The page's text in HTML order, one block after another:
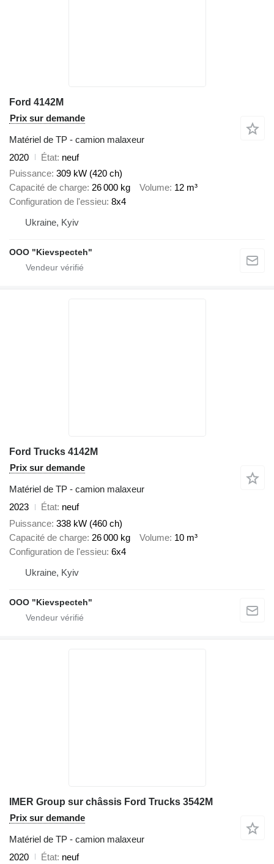
Ford 4142M
Prix sur demande
Matériel de TP - camion malaxeur
2020
État neuf
Puissance 309 kW (420 ch)
Capacité de charge 26 000 kg Volume 12 m³
Configuration de l'essieu 8x4
Ukraine, Kyiv
OOO "Kievspecteh"
Ford Trucks 4142M
Prix sur demande
Matériel de TP - camion malaxeur
2023
État neuf
Puissance 338 kW (460 ch)
Capacité de charge 26 000 kg Volume 10 m³
Configuration de l'essieu 6x4
Ukraine, Kyiv
OOO "Kievspecteh"
IMER Group sur châssis Ford Trucks 3542M
Prix sur demande
Matériel de TP - camion malaxeur
2020
État neuf